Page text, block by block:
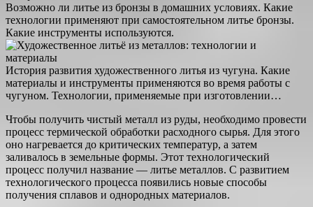
Возможно ли литье из бронзы в домашних условиях. Какие
технологии применяют при самостоятельном литье бронзы.
Какие инструменты используются.
История развития художественного литья из чугуна. Какие
материалы и инструменты применяются во время работы с
чугуном. Технологии, применяемые при изготовлении…
Чтобы получить чистый металл из руды, необходимо провести
процесс термической обработки расходного сырья. Для этого
оно нагревается до критических температур, а затем
заливалось в земельные формы. Этот технологический
процесс получил название — литье металлов. С развитием
технологического процесса появились новые способы
получения сплавов и однородных материалов.